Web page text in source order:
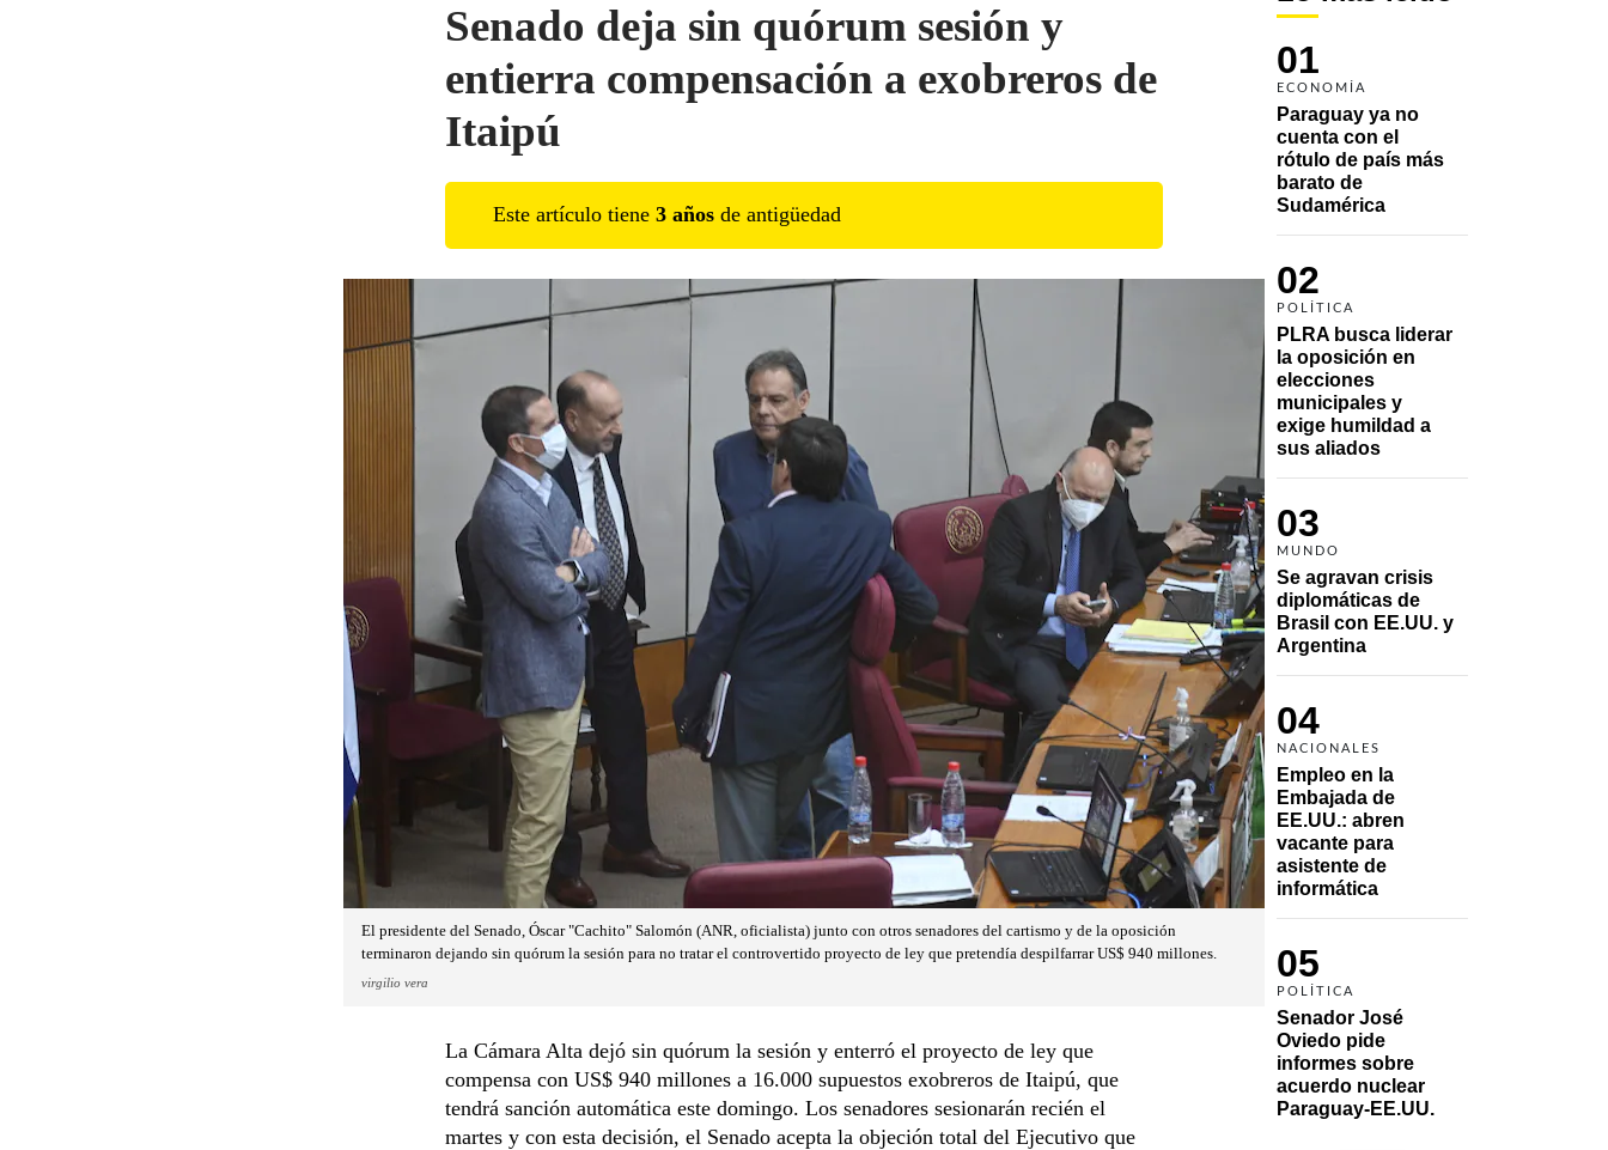
01
ECONOMÍA
Paraguay ya no
cuenta con el
rótulo de país más
barato de
Sudamérica
02
POLÍTICA
PLRA busca liderar
la oposición en
elecciones
municipales y
exige humildad a
sus aliados
03
MUNDO
Se agravan crisis
diplomáticas de
Brasil con EE.UU. y
Argentina
04
NACIONALES
Empleo en la
Embajada de
EE.UU.: abren
vacante para
asistente de
informática
05
POLÍTICA
Senador José
Oviedo pide
informes sobre
acuerdo nuclear
Paraguay-EE.UU.
Senado deja sin quórum sesión y
entierra compensación a exobreros de
Itaipú
Este artículo tiene 3 años de antigüedad
El presidente del Senado, Óscar "Cachito" Salomón (ANR, oficialista) junto con otros senadores del cartismo y de la oposición
terminaron dejando sin quórum la sesión para no tratar el controvertido proyecto de ley que pretendía despilfarrar US$ 940 millones.
virgilio vera
La Cámara Alta dejó sin quórum la sesión y enterró el proyecto de ley que
compensa con US$ 940 millones a 16.000 supuestos exobreros de Itaipú, que
tendrá sanción automática este domingo. Los senadores sesionarán recién el
martes y con esta decisión, el Senado acepta la objeción total del Ejecutivo que